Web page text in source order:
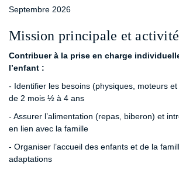
Septembre 2026
Mission principale et
Contribuer à la prise en charge
l’enfant :
- Identifier les besoins (physiques, moteurs
de 2 mois ½ à 4 ans
- Assurer l’alimentation (repas, biberon) et
en lien avec la famille
- Organiser l’accueil des enfants et de la
adaptations